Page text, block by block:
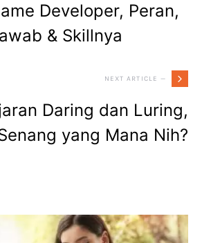
Developer, Peran,
& Skillnya
NEXT ARTICLE —
Daring dan Luring,
yang Mana Nih?